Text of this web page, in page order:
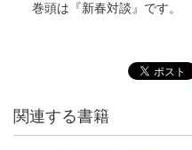
巻頭は『新春対談』です。
関連する書籍